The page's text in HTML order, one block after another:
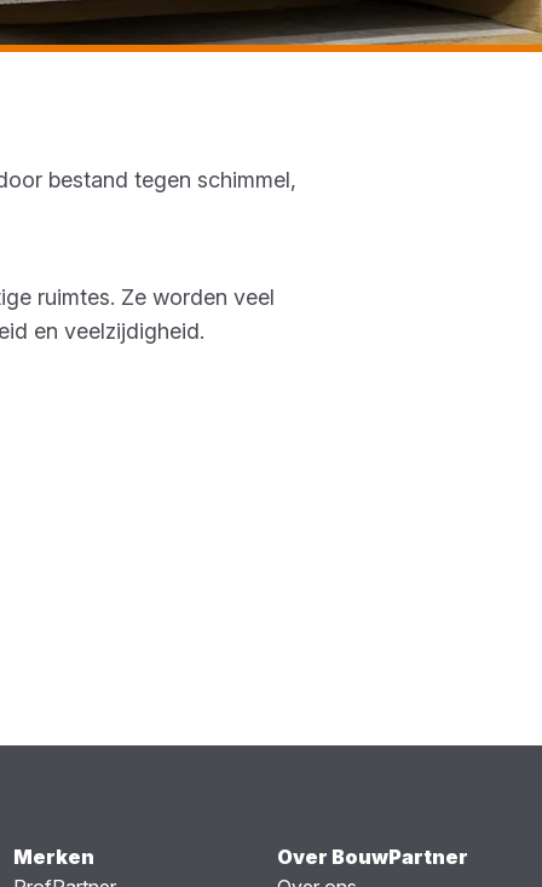
bestand tegen schimmel,
ruimtes. Ze worden veel
en veelzijdigheid.
Merken
Over BouwPartner